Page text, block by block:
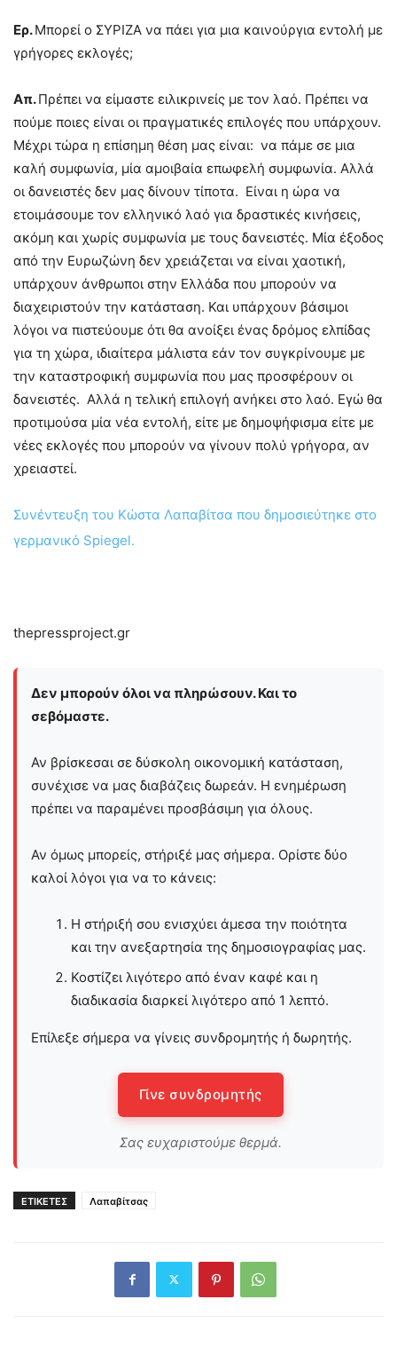
Ερ.Μπορεί ο ΣΥΡΙΖΑ να πάει για μια καινούργια εντολή με
γρήγορες εκλογές;
Απ.Πρέπει να είμαστε ειλικρινείς με τον λαό. Πρέπει να
πούμε ποιες είναι οι πραγματικές επιλογές που υπάρχουν.
Μέχρι τώρα η επίσημη θέση μας είναι: να πάμε σε μια
καλή συμφωνία, μία αμοιβαία επωφελή συμφωνία. Αλλά
οι δανειστές δεν μας δίνουν τίποτα. Είναι η ώρα να
ετοιμάσουμε τον ελληνικό λαό για δραστικές κινήσεις,
ακόμη και χωρίς συμφωνία με τους δανειστές. Μία έξοδος
από την Ευρωζώνη δεν χρειάζεται να είναι χαοτική,
υπάρχουν άνθρωποι στην Ελλάδα που μπορούν να
διαχειριστούν την κατάσταση. Και υπάρχουν βάσιμοι
λόγοι να πιστεύουμε ότι θα ανοίξει ένας δρόμος ελπίδας
για τη χώρα, ιδιαίτερα μάλιστα εάν τον συγκρίνουμε με
την καταστροφική συμφωνία που μας προσφέρουν οι
δανειστές. Αλλά η τελική επιλογή ανήκει στο λαό. Εγώ θα
προτιμούσα μία νέα εντολή, είτε με δημοψήφισμα είτε με
νέες εκλογές που μπορούν να γίνουν πολύ γρήγορα, αν
χρειαστεί.
Συνέντευξη του Κώστα Λαπαβίτσα που δημοσιεύτηκε στο
γερμανικό Spiegel.
thepressproject.gr
Δεν μπορούν όλοι να πληρώσουν. Και το
σεβόμαστε.
Αν βρίσκεσαι σε δύσκολη οικονομική κατάσταση,
συνέχισε να μας διαβάζεις δωρεάν. Η ενημέρωση
πρέπει να παραμένει προσβάσιμη για όλους.
Αν όμως μπορείς, στήριξέ μας σήμερα. Ορίστε δύο
καλοί λόγοι για να το κάνεις:
Η στήριξή σου ενισχύει άμεσα την ποιότητα
και την ανεξαρτησία της δημοσιογραφίας μας.
Κοστίζει λιγότερο από έναν καφέ και η
διαδικασία διαρκεί λιγότερο από 1 λεπτό.
Επίλεξε σήμερα να γίνεις συνδρομητής ή δωρητής.
Γίνε συνδρομητής
Σας ευχαριστούμε θερμά.
ΕΤΙΚΕΤΕΣ Λαπαβίτσας